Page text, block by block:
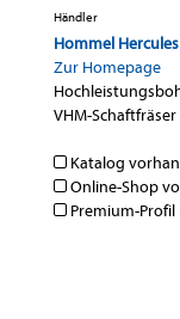
Händler
Hommel
Zur Homepage
VHM-Schaftfräser
Katalog
Online-Shop
Premium-Profil